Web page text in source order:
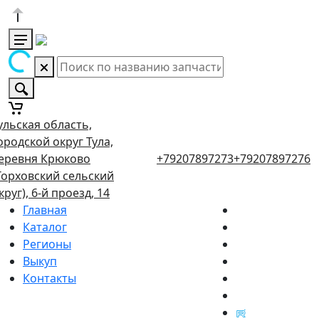
область,
округ Тула,
Крюково
сельский
6-й проезд, 14
+79207897273+79207897276
Главная
Каталог
Регионы
Выкуп
Контакты